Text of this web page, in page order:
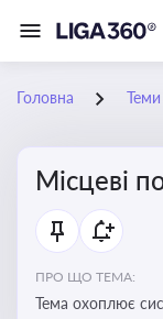
Головна Теми
Місцеві
ПРО ЩО ТЕМА:
Тема охоплює